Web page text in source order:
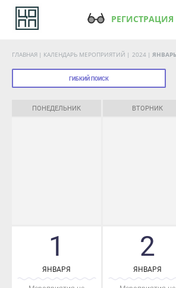
РЕГИСТРАЦИЯ
ГЛАВНАЯ КАЛЕНДАРЬ МЕРОПРИЯТИЙ 2024 ЯНВАРЬ
ГИБКИЙ ПОИСК
ПОНЕДЕЛЬНИК ВТОРНИК
1
Мероприятия не
2
Мероприятия не